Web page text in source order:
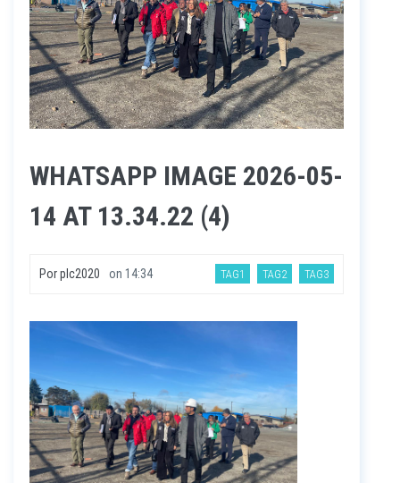
WHATSAPP IMAGE 2026-05-
14 AT 13.34.22 (4)
Porplc2020 on 14:34 TAG1 TAG2 TAG3